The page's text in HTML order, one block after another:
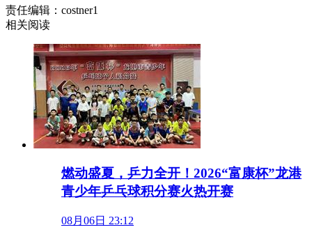
责任编辑：costner1
相关阅读
燃动盛夏，乒力全开！2026“富康杯”龙港
青少年乒乓球积分赛火热开赛
08月06日 23:12